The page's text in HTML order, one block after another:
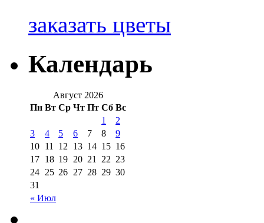
заказать цветы
Календарь
Август 2026
Пн Вт Ср Чт Пт Сб Вс
« Июл
1
2
3
4 5 6 7 8
9
10 11 12 13 14 15 16
17 18 19 20 21 22 23
24 25 26 27 28 29 30
31